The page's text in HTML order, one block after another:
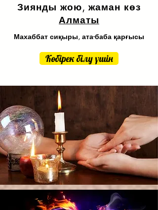
Зиянды жою, жаман көз
Алматы
Махаббат сиқыры, ата-баба қарғысы
Көбірек білу үшін